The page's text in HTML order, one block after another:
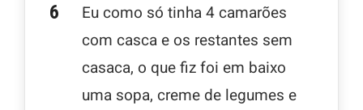
Eu como só tinha 4 camarões
com casca e os restantes sem
casaca, o que fiz foi em baixo
uma sopa, creme de legumes e